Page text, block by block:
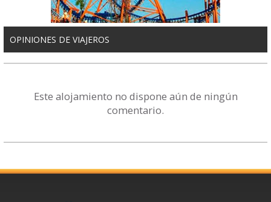
OPINIONES DE VIAJEROS
Este alojamiento no dispone aún de ningún
comentario.